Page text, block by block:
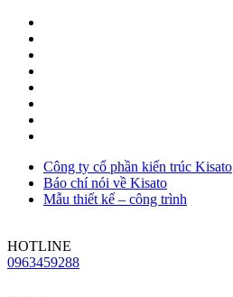
Công ty cổ phần kiến trúc Kisato
Báo chí nói về Kisato
Mẫu thiết kế – công trình
HOTLINE
0963459288